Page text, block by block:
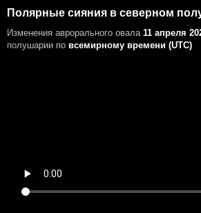
Полярные сияния в северном
Изменения аврорального овала 11 апреля
полушарии по всемирному времени (UTC)